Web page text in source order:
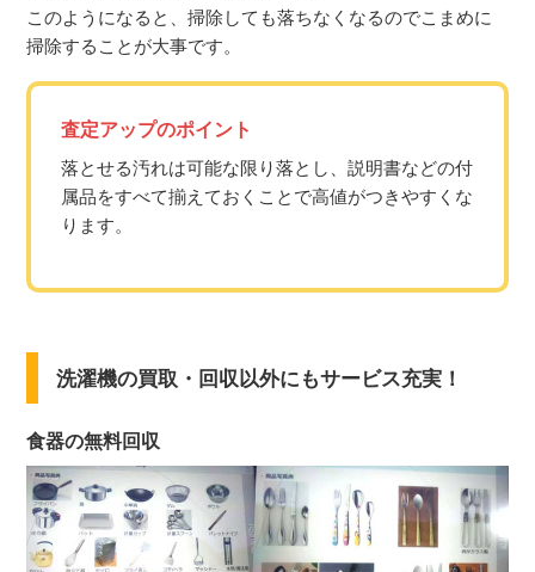
このようになると、掃除しても落ちなくなるのでこまめに
掃除することが大事です。
査定アップのポイント
落とせる汚れは可能な限り落とし、説明書などの付
属品をすべて揃えておくことで高値がつきやすくな
ります。
洗濯機の買取・回収以外にもサービス充実！
食器の無料回収